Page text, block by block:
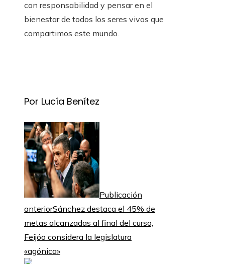
con responsabilidad y pensar en el
bienestar de todos los seres vivos que
compartimos este mundo.
Por Lucía Benítez
Publicación
anteriorSánchez destaca el 45% de
metas alcanzadas al final del curso,
Feijóo considera la legislatura
«agónica»